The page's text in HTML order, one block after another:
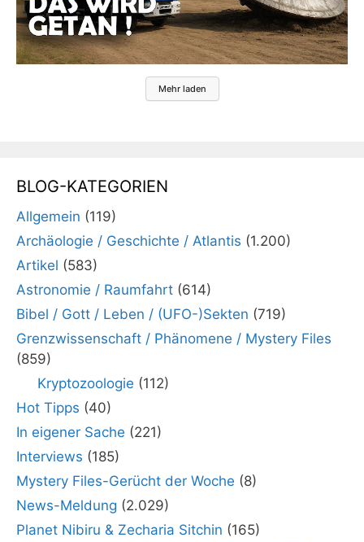
Mehr laden
BLOG-KATEGORIEN
Allgemein (119)
Archäologie / Geschichte / Atlantis (1.200)
Artikel (583)
Astronomie / Raumfahrt (614)
Bibel / Gott / Leben / (UFO-)Sekten (719)
Grenzwissenschaft / Phänomene / Mystery Files
(859)
Kryptozoologie (112)
Hot Tipps (40)
In eigener Sache (221)
Interviews (185)
Mystery Files-Gerücht der Woche (8)
News-Meldung (2.029)
Planet Nibiru & Zecharia Sitchin (165)